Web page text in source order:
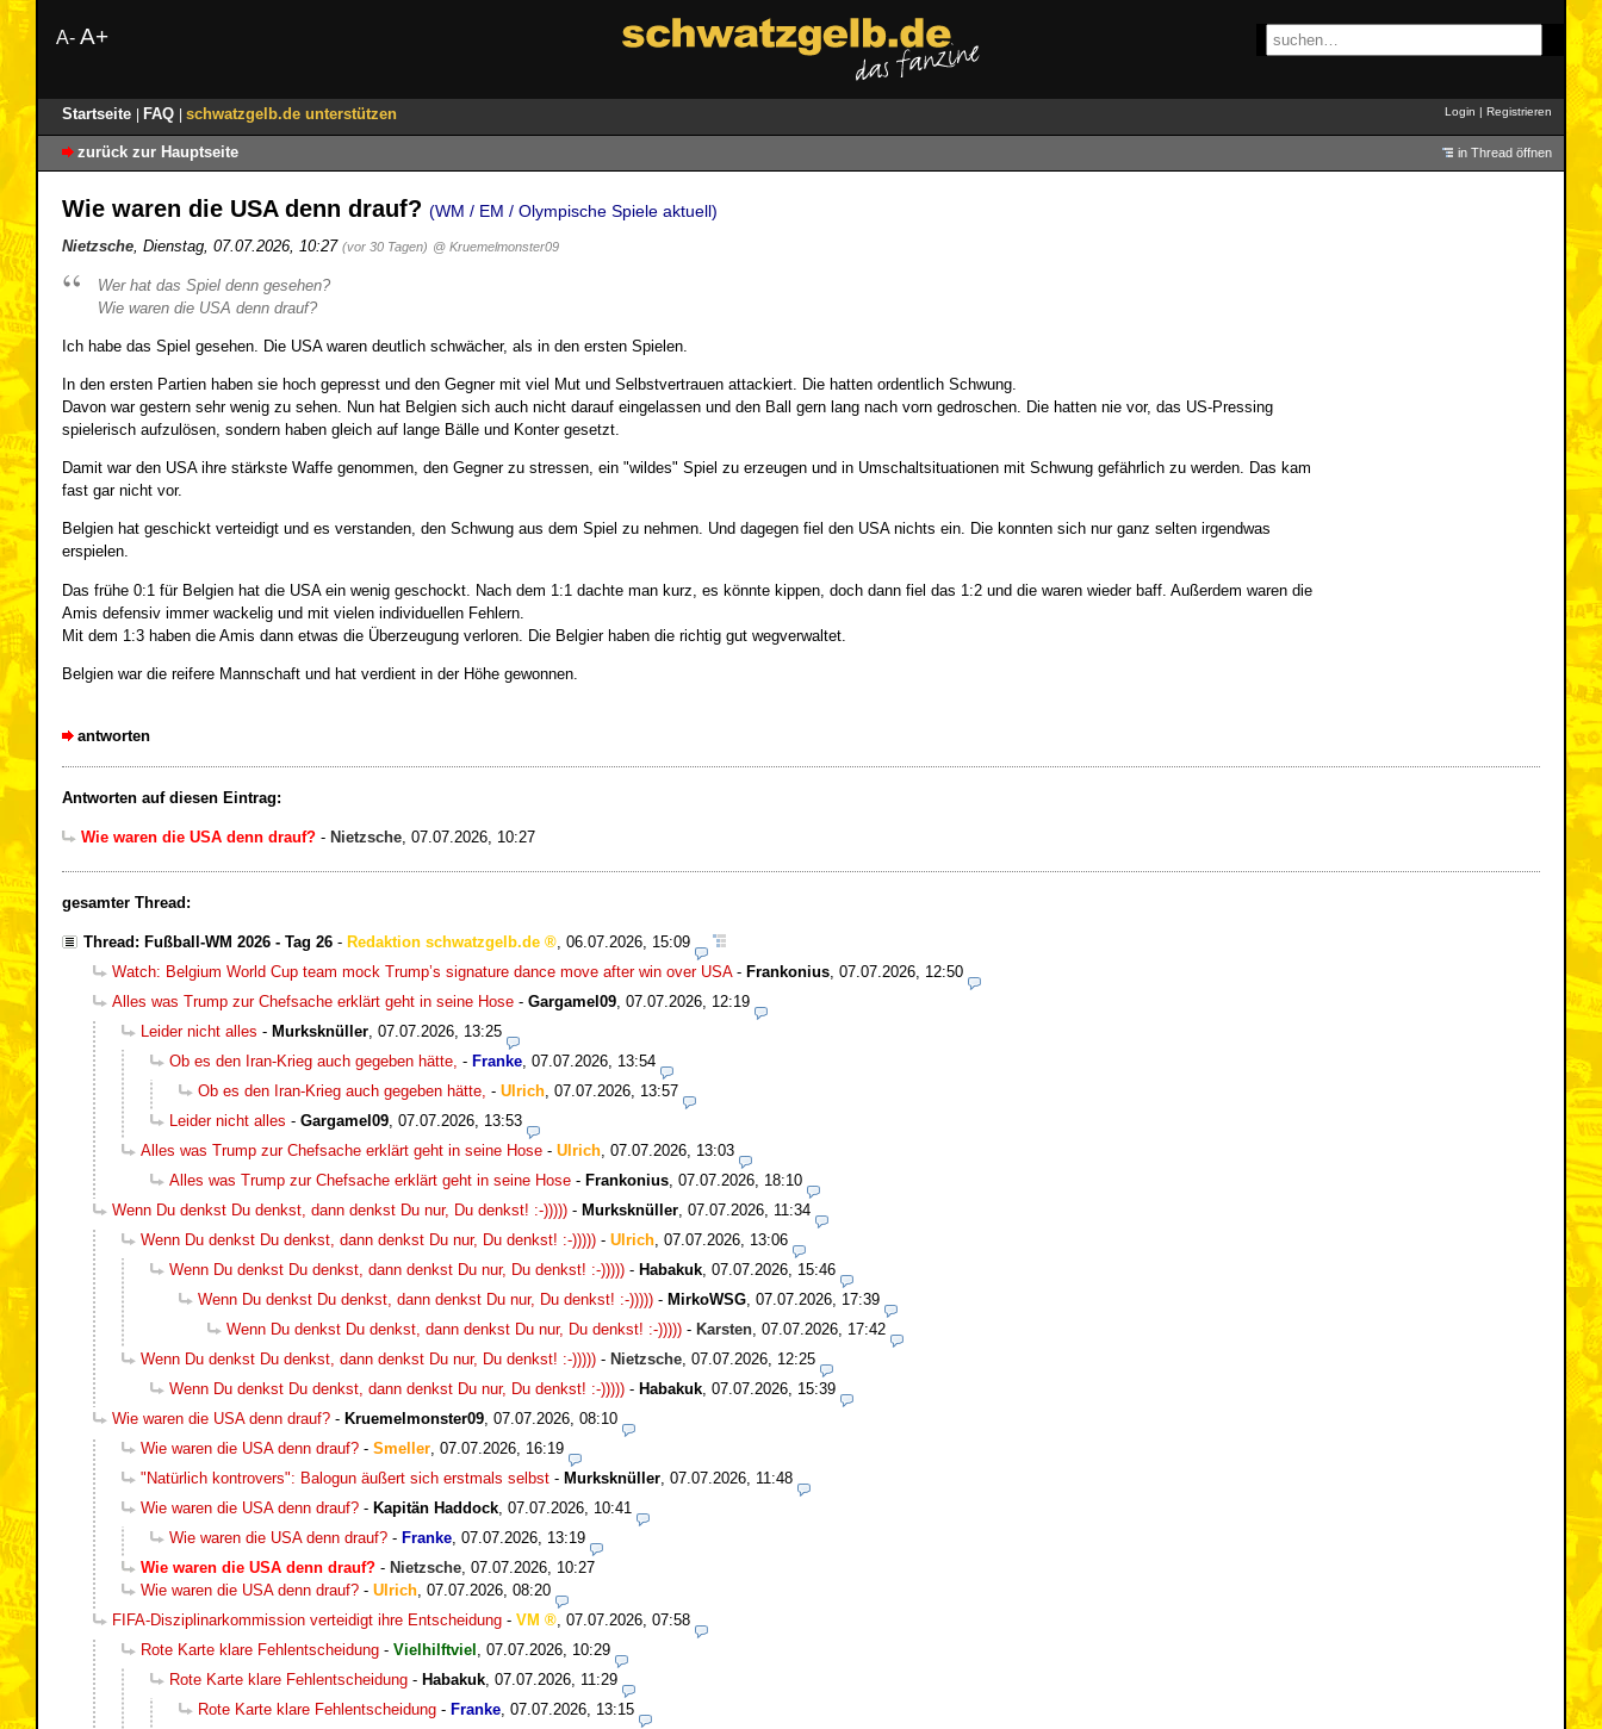
A- A+
Startseite FAQ schwatzgelb.de unterstützen Login | Registrieren
zurück zur Hauptseite in Thread öffnen
Wie waren die USA denn drauf? (WM / EM / Olympische Spiele aktuell)
Nietzsche Dienstag, 07.07.2026, 10:27 (vor 30 Tagen) @ Kruemelmonster09
Wer hat das Spiel denn gesehen?
Wie waren die USA denn drauf?
Ich habe das Spiel gesehen. Die USA waren deutlich schwächer, als in den ersten Spielen.
In den ersten Partien haben sie hoch gepresst und den Gegner mit viel Mut und Selbstvertrauen attackiert. Die hatten ordentlich Schwung.
Davon war gestern sehr wenig zu sehen. Nun hat Belgien sich auch nicht darauf eingelassen und den Ball gern lang nach vorn gedroschen. Die hatten nie vor, das US-Pressing
spielerisch aufzulösen, sondern haben gleich auf lange Bälle und Konter gesetzt.
Damit war den USA ihre stärkste Waffe genommen, den Gegner zu stressen, ein "wildes" Spiel zu erzeugen und in Umschaltsituationen mit Schwung gefährlich zu werden. Das kam
fast gar nicht vor.
Belgien hat geschickt verteidigt und es verstanden, den Schwung aus dem Spiel zu nehmen. Und dagegen fiel den USA nichts ein. Die konnten sich nur ganz selten irgendwas
erspielen.
Das frühe 0:1 für Belgien hat die USA ein wenig geschockt. Nach dem 1:1 dachte man kurz, es könnte kippen, doch dann fiel das 1:2 und die waren wieder baff. Außerdem waren die
Amis defensiv immer wackelig und mit vielen individuellen Fehlern.
Mit dem 1:3 haben die Amis dann etwas die Überzeugung verloren. Die Belgier haben die richtig gut wegverwaltet.
Belgien war die reifere Mannschaft und hat verdient in der Höhe gewonnen.
antworten
Antworten auf diesen Eintrag:
Wie waren die USA denn drauf? - Nietzsche 07.07.2026, 10:27
gesamter Thread:
Thread: Fußball-WM 2026 - Tag 26 - Redaktion schwatzgelb.de , 06.07.2026, 15:09
Watch: Belgium World Cup team mock Trump’s signature dance move after win over USA- Frankonius, 07.07.2026, 12:50
Alles was Trump zur Chefsache erklärt geht in seine Hose - Gargamel09, 07.07.2026, 12:19
Leider nicht alles - Murksknüller, 07.07.2026, 13:25
Ob es den Iran-Krieg auch gegeben hätte, - Franke, 07.07.2026, 13:54
Ob es den Iran-Krieg auch gegeben hätte, - Ulrich, 07.07.2026, 13:57
Leider nicht alles - Gargamel09, 07.07.2026, 13:53
Alles was Trump zur Chefsache erklärt geht in seine Hose - Ulrich, 07.07.2026, 13:03
Alles was Trump zur Chefsache erklärt geht in seine Hose - Frankonius, 07.07.2026, 18:10
Wenn Du denkst Du denkst, dann denkst Du nur, Du denkst! :-))))) - Murksknüller, 07.07.2026, 11:34
Wenn Du denkst Du denkst, dann denkst Du nur, Du denkst! :-))))) - Ulrich, 07.07.2026, 13:06
Wenn Du denkst Du denkst, dann denkst Du nur, Du denkst! :-))))) - Habakuk, 07.07.2026, 15:46
Wenn Du denkst Du denkst, dann denkst Du nur, Du denkst! :-))))) - MirkoWSG, 07.07.2026, 17:39
Wenn Du denkst Du denkst, dann denkst Du nur, Du denkst! :-))))) - Karsten, 07.07.2026, 17:42
Wenn Du denkst Du denkst, dann denkst Du nur, Du denkst! :-))))) - Nietzsche, 07.07.2026, 12:25
Wenn Du denkst Du denkst, dann denkst Du nur, Du denkst! :-))))) - Habakuk, 07.07.2026, 15:39
Wie waren die USA denn drauf? - Kruemelmonster09, 07.07.2026, 08:10
Wie waren die USA denn drauf? - Smeller, 07.07.2026, 16:19
"Natürlich kontrovers": Balogun äußert sich erstmals selbst - Murksknüller, 07.07.2026, 11:48
Wie waren die USA denn drauf? - Kapitän Haddock, 07.07.2026, 10:41
Wie waren die USA denn drauf? - Franke, 07.07.2026, 13:19
Wie waren die USA denn drauf? - Nietzsche, 07.07.2026, 10:27
Wie waren die USA denn drauf? - Ulrich, 07.07.2026, 08:20
FIFA-Disziplinarkommission verteidigt ihre Entscheidung - VM , 07.07.2026, 07:58
Rote Karte klare Fehlentscheidung - Vielhilftviel , 07.07.2026, 10:29
Rote Karte klare Fehlentscheidung - Habakuk, 07.07.2026, 11:29
Rote Karte klare Fehlentscheidung - Franke, 07.07.2026, 13:15